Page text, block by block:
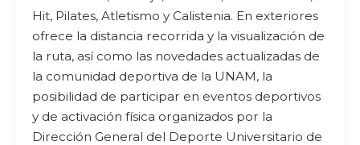
Hit, Pilates, Atletismo y Calistenia. En exteriores
ofrece la distancia recorrida y la visualización de
la ruta, así como las novedades actualizadas de
la comunidad deportiva de la UNAM, la
posibilidad de participar en eventos deportivos
y de activación física organizados por la
Dirección General del Deporte Universitario de